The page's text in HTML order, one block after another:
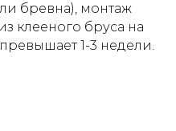
бревна), монтаж
клееного бруса на
1-3 недели.